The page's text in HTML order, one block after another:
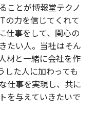
ことが博報堂テクノ
の力を信じてくれて
仕事をして、関心の
たい人。当社はそん
材と一緒に会社を作
した人に加わっても
仕事を実現し、共に
を与えていきたいで